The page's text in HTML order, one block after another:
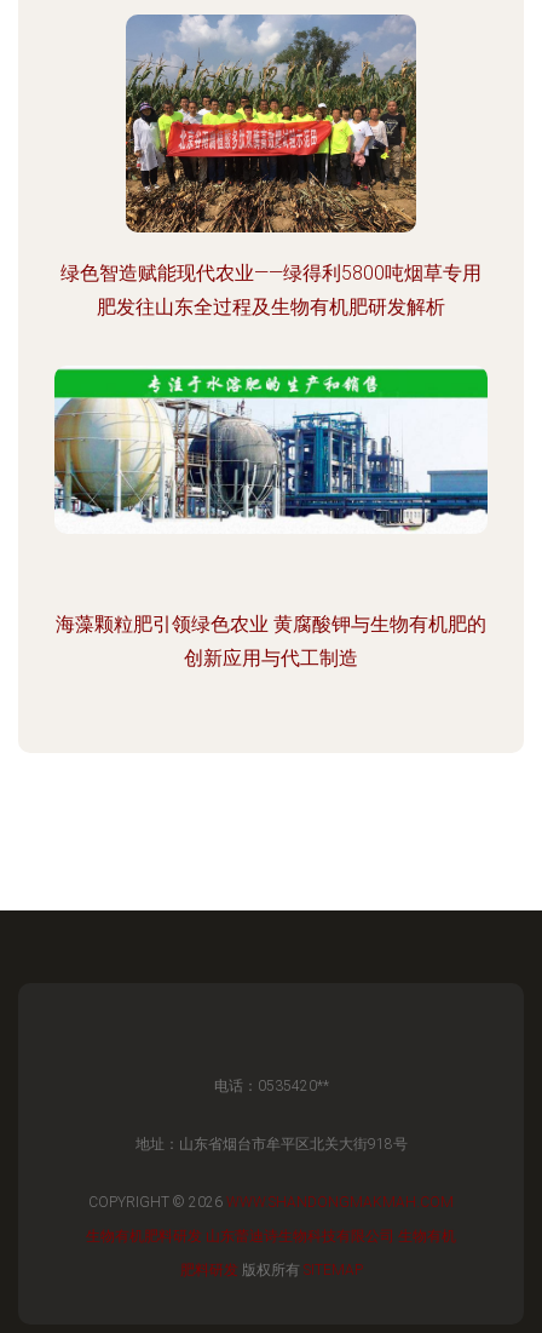
绿色智造赋能现代农业——绿得利5800吨烟草专用
肥发往山东全过程及生物有机肥研发解析
海藻颗粒肥引领绿色农业 黄腐酸钾与生物有机肥的
创新应用与代工制造
电话：0535420**
地址：山东省烟台市牟平区北关大街918号
COPYRIGHT © 2026 WWW.SHANDONGMAKMAH.COM
生物有机肥料研发 山东蕾迪诗生物科技有限公司 生物有机
肥料研发 版权所有 SITEMAP